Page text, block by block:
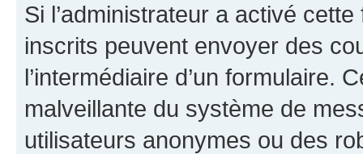
Si l’administrateur a activé
inscrits peuvent envoyer des
l’intermédiaire d’un formulaire.
malveillante du système de
utilisateurs anonymes ou des